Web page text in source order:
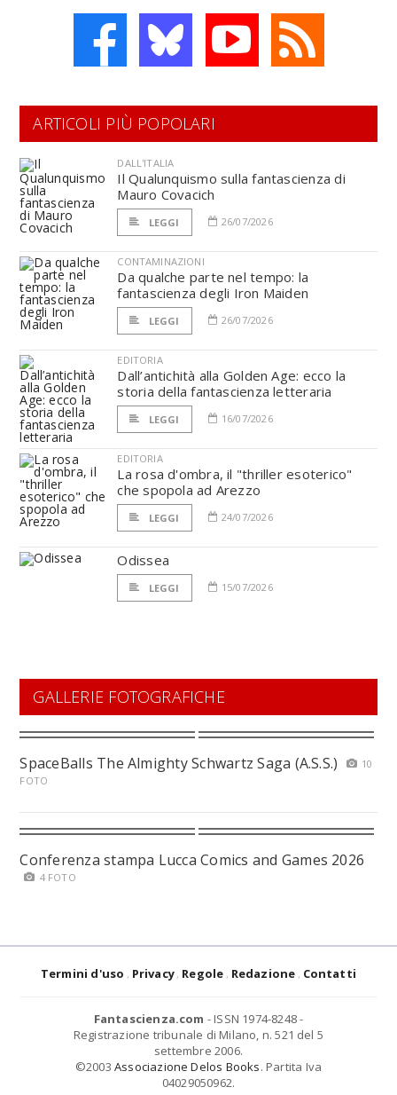
ARTICOLI PIÙ POPOLARI
DALL'ITALIA
Il Qualunquismo sulla fantascienza di
Mauro Covacich
LEGGI 26/07/2026
CONTAMINAZIONI
Da qualche parte nel tempo: la
fantascienza degli Iron Maiden
LEGGI 26/07/2026
EDITORIA
Dall’antichità alla Golden Age: ecco la
storia della fantascienza letteraria
LEGGI 16/07/2026
EDITORIA
La rosa d'ombra, il "thriller esoterico"
che spopola ad Arezzo
LEGGI 24/07/2026
Odissea
LEGGI 15/07/2026
GALLERIE FOTOGRAFICHE
SpaceBalls The Almighty Schwartz Saga (A.S.S.)
10
FOTO
Conferenza stampa Lucca Comics and Games 2026
4 FOTO
Termini d'uso Privacy Regole Redazione Contatti
Fantascienza.com - ISSN 1974-8248 -
Registrazione tribunale di Milano, n. 521 del 5
settembre 2006.
©2003 Associazione Delos Books. Partita Iva
04029050962.